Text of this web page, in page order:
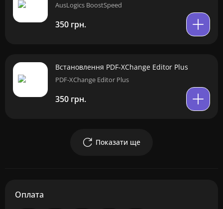
AusLogics BoostSpeed
350 грн.
Встановлення PDF-XChange Editor Plus
PDF-XChange Editor Plus
350 грн.
Показати ще
Оплата